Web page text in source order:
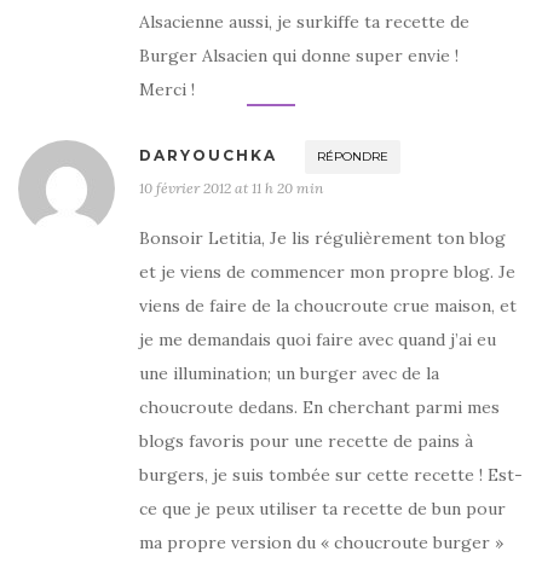
Alsacienne aussi, je surkiffe ta recette de
Burger Alsacien qui donne super envie !
Merci !
DARYOUCHKA RÉPONDRE
10 février 2012 at 11 h 20 min
Bonsoir Letitia, Je lis régulièrement ton blog
et je viens de commencer mon propre blog. Je
viens de faire de la choucroute crue maison, et
je me demandais quoi faire avec quand j’ai eu
une illumination; un burger avec de la
choucroute dedans. En cherchant parmi mes
blogs favoris pour une recette de pains à
burgers, je suis tombée sur cette recette ! Est-
ce que je peux utiliser ta recette de bun pour
ma propre version du « choucroute burger »